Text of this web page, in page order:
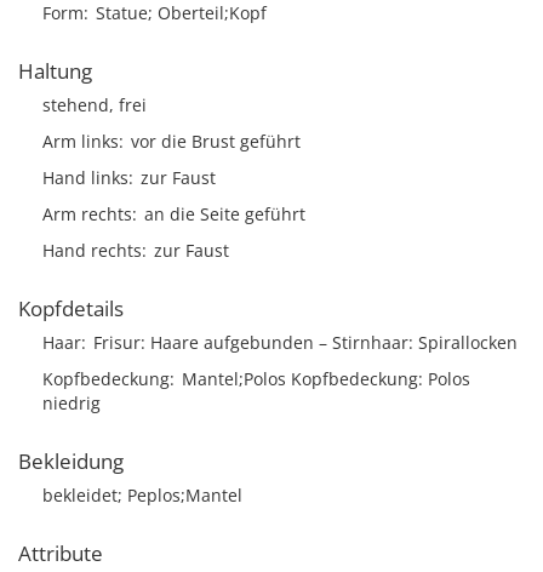
Form Statue; Oberteil;Kopf
Haltung
stehend, frei
Arm links vor die Brust geführt
Hand links zur Faust
Arm rechts an die Seite geführt
Hand rechts zur Faust
Kopfdetails
Haar Frisur Haare aufgebunden Stirnhaar Spirallocken
Kopfbedeckung Mantel;Polos Kopfbedeckung: Polos
niedrig
Bekleidung
bekleidet; Peplos;Mantel
Attribute